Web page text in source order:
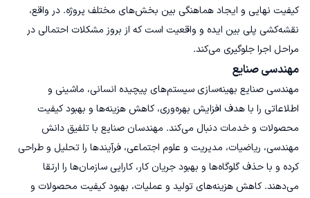
کیفیت نهایی و ایجاد هماهنگی بین بخش‌های مختلف پروژه. در واقع،
نقشه‌کشی پلی بین ایده و واقعیت است که از بروز مشکلات احتمالی در
مراحل اجرا جلوگیری می‌کند.
مهندسی صنایع
مهندسی صنایع بهینه‌سازی سیستم‌های پیچیده انسانی، ماشینی و
اطلاعاتی را با هدف افزایش بهره‌وری، کاهش هزینه‌ها و بهبود کیفیت
محصولات و خدمات دنبال می‌کند. مهندسان صنایع با تلفیق دانش
مهندسی، ریاضیات، مدیریت و علوم اجتماعی، فرآیندها را تحلیل و طراحی
کرده و با حذف گلوگاه‌ها و بهبود جریان کار، کارایی سازمان‌ها را ارتقا
می‌دهند. کاهش هزینه‌های تولید و عملیات، بهبود کیفیت محصولات و